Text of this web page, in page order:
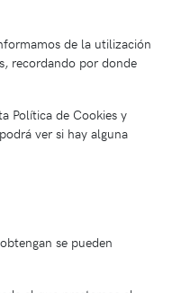
de la utilización
recordando por donde
Política de Cookies y
ver si hay alguna
se pueden